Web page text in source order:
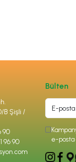
B Şişli /
90
96 90
Bülten
e-posta